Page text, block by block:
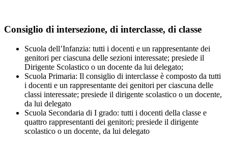
Consiglio di intersezione, di interclasse, di classe
Scuola dell’Infanzia: tutti i docenti e un rappresentante dei
genitori per ciascuna delle sezioni interessate; presiede il
Dirigente Scolastico o un docente da lui delegato;
Scuola Primaria: Il consiglio di interclasse è composto da tutti
i docenti e un rappresentante dei genitori per ciascuna delle
classi interessate; presiede il dirigente scolastico o un docente,
da lui delegato
Scuola Secondaria di I grado: tutti i docenti della classe e
quattro rappresentanti dei genitori; presiede il dirigente
scolastico o un docente, da lui delegato